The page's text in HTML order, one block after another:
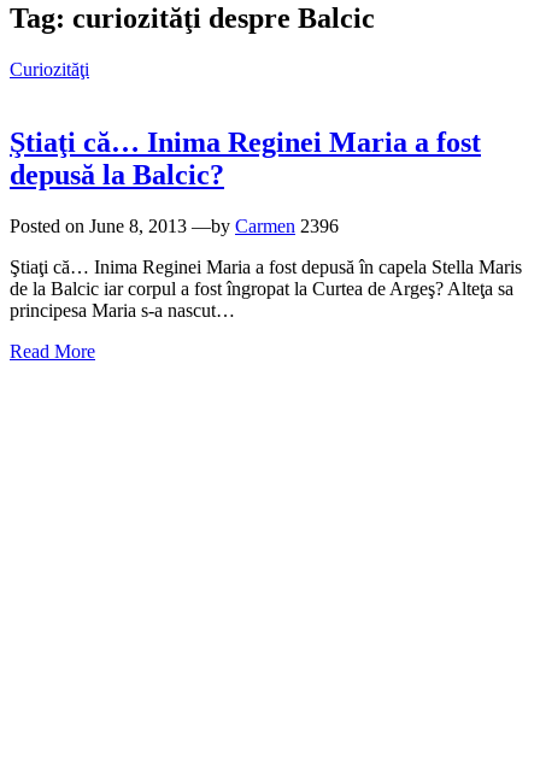
Tag: curiozităţi despre Balcic
Curiozităţi
Ştiaţi că… Inima Reginei Maria a fost
depusă la Balcic?
Posted on June 8, 2013 —by Carmen 2396
Ştiaţi că… Inima Reginei Maria a fost depusă în capela Stella Maris
de la Balcic iar corpul a fost îngropat la Curtea de Argeş? Alteţa sa
principesa Maria s-a nascut…
Read More